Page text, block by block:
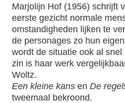
Marjolijn Hof (1956) schrijft
eerste gezicht normale
omstandigheden lijken te
de personages zo hun
wordt de situatie ook al
zin is haar werk
Woltz.
Een kleine kans en De
tweemaal bekroond.